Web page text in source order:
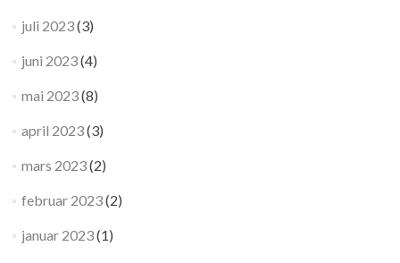
juli 2023(3)
juni 2023(4)
mai 2023(8)
april 2023(3)
mars 2023(2)
februar 2023(2)
januar 2023(1)